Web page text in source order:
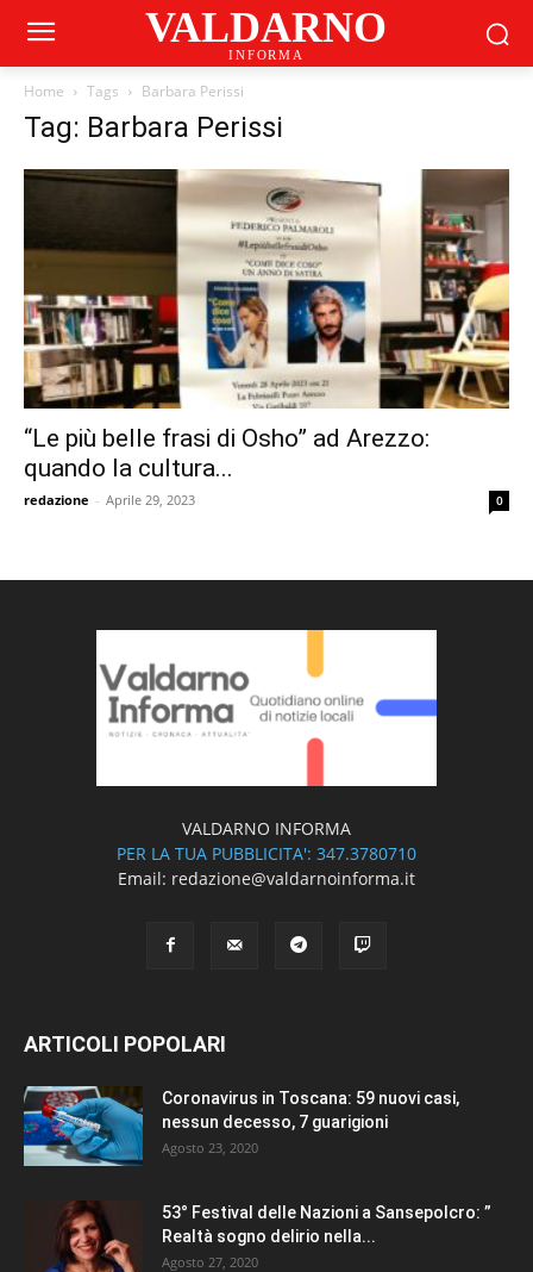
VALDARNO
INFORMA
Home Tags Barbara Perissi
Tag: Barbara Perissi
“Le più belle frasi di Osho” ad Arezzo:
quando la cultura...
redazione - Aprile 29, 2023 0
VALDARNO INFORMA
PER LA TUA PUBBLICITA': 347.3780710
Email: redazione@valdarnoinforma.it
ARTICOLI POPOLARI
Coronavirus in Toscana: 59 nuovi casi,
nessun decesso, 7 guarigioni
Agosto 23, 2020
53° Festival delle Nazioni a Sansepolcro: ”
Realtà sogno delirio nella...
Agosto 27, 2020